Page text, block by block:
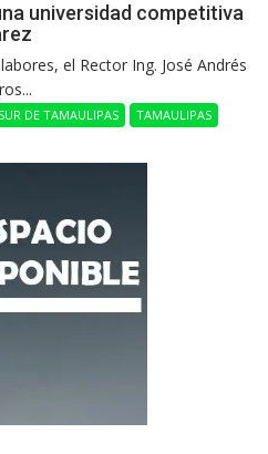
universidad competitiva
el Rector Ing. José Andrés
SUR DE TAMAULIPAS
TAMAULIPAS